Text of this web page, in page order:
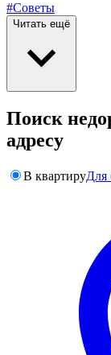
#Советы
Читать ещё
Поиск
адресу
В квартируДля